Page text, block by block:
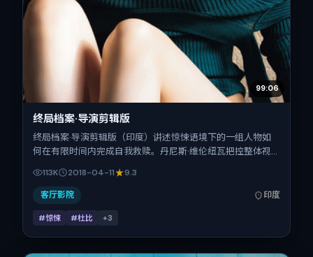
99:06
终局档案·导演剪辑版
终局档案·导演剪辑版（印度）讲述惊悚语境下的一组人物如
何在有限时间内完成自我救赎。丹尼斯·维伦纽瓦把控整体视
的表演层次丰富。影片定于 2018-04-11 起陆续登陆院线与网
络平台，春季档公映，片长126分钟。
113K 2018-04-11 9.3
客厅影院 印度
#惊悚 #杜比 +3